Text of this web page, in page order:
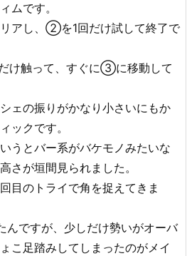
ムです。
アし、②を1回だけ試して終了で
け触って、すぐに③に移動して
ェの振りがかなり小さいにもか
ックです。
うとバー系がバケモノみたいな
さが垣間見られました。
のトライで角を捉えてきま
んですが、少しだけ勢いがオーバ
こ足踏みしてしまったのがメイ